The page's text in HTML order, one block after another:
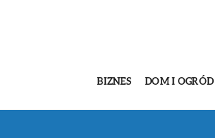
BIZNES DOM I OGRÓD